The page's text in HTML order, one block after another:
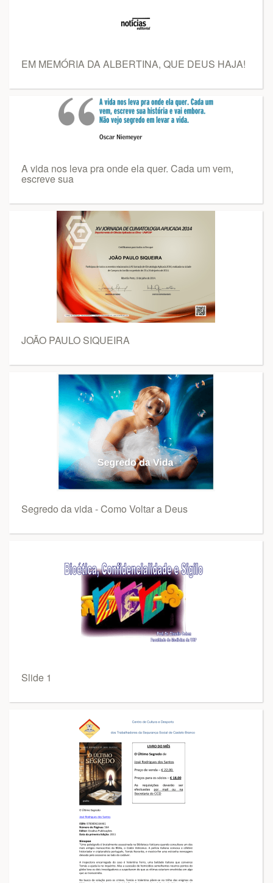
EM MEMÓRIA DA ALBERTINA, QUE DEUS HAJA!
A vida nos leva pra onde ela quer. Cada um vem,
escreve sua
JOÃO PAULO SIQUEIRA
Segredo da vida - Como Voltar a Deus
Slide 1